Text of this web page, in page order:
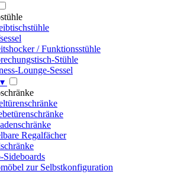
/ Funktionsstühle
Stühle
Lounge-Sessel
▾
Regalfächer
Sideboards
zur Selbstkonfiguration